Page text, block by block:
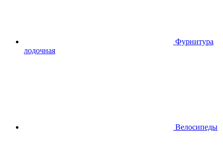
Фурнитура
лодочная
Велосипеды